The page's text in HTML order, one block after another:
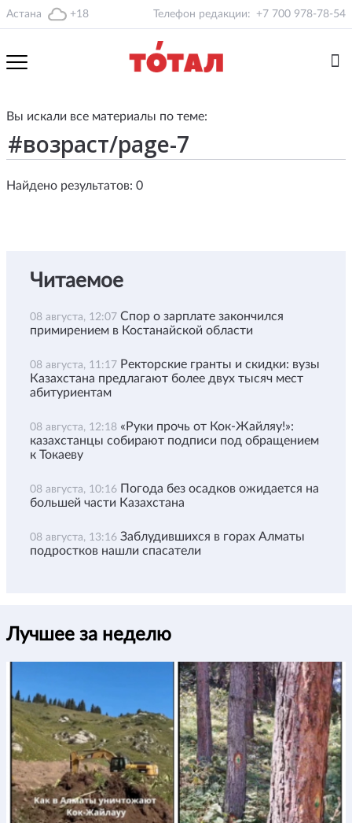
Астана +18 Телефон редакции: +7 700 978-78-54
Вы искали все материалы по теме:
Найдено результатов: 0
Читаемое
08 августа, 12:07 Спор о зарплате закончился
примирением в Костанайской области
08 августа, 11:17 Ректорские гранты и скидки: вузы
Казахстана предлагают более двух тысяч мест
абитуриентам
08 августа, 12:18 «Руки прочь от Кок-Жайляу!»:
казахстанцы собирают подписи под обращением
к Токаеву
08 августа, 10:16 Погода без осадков ожидается на
большей части Казахстана
08 августа, 13:16 Заблудившихся в горах Алматы
подростков нашли спасатели
Лучшее за неделю